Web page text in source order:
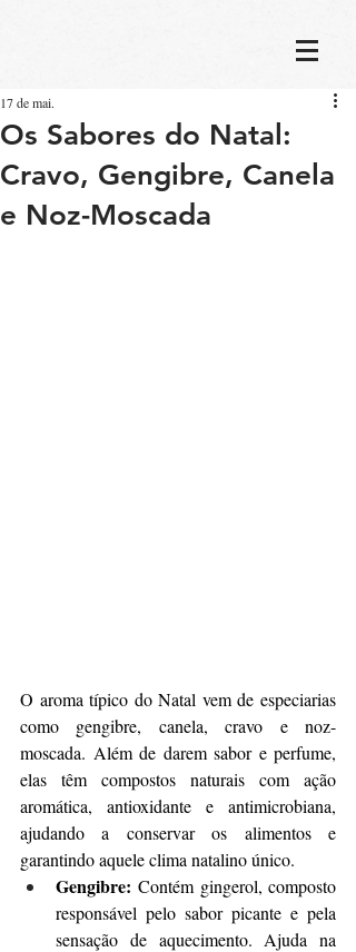
Os Sabores do Natal:
Cravo, Gengibre, Canela
e Noz-Moscada
17 de mai.
O aroma típico do Natal vem de especiarias
como gengibre, canela, cravo e noz-
moscada. Além de darem sabor e perfume,
elas têm compostos naturais com ação
aromática, antioxidante e antimicrobiana,
ajudando a conservar os alimentos e
garantindo aquele clima natalino único.
Gengibre: Contém gingerol, composto
responsável pelo sabor picante e pela
sensação de aquecimento. Ajuda na